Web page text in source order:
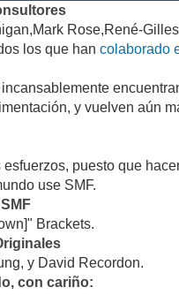
Rose,René-
los que han colaborado
y vuelven aún
puesto que
use SMF.
Brackets.
y David Recordon.
con cariño: